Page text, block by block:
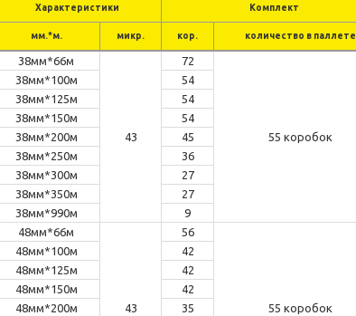
Характеристики Комплект
мм.*м.
микр. кор. количество в паллете
38мм*66м
43
72
55 коробок
38мм*100м 54
38мм*125м
54
38мм*150м
54
38мм*200м
45
38мм*250м
36
38мм*300м
27
38мм*350м
27
38мм*990м
9
48мм*66м
43
56
55 коробок
48мм*100м 42
48мм*125м
42
48мм*150м
42
48мм*200м
35